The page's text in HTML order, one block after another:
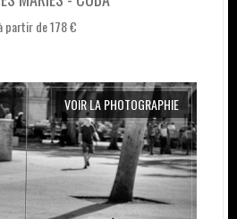
partir de 178 €
VOIR LA PHOTOGRAPHIE